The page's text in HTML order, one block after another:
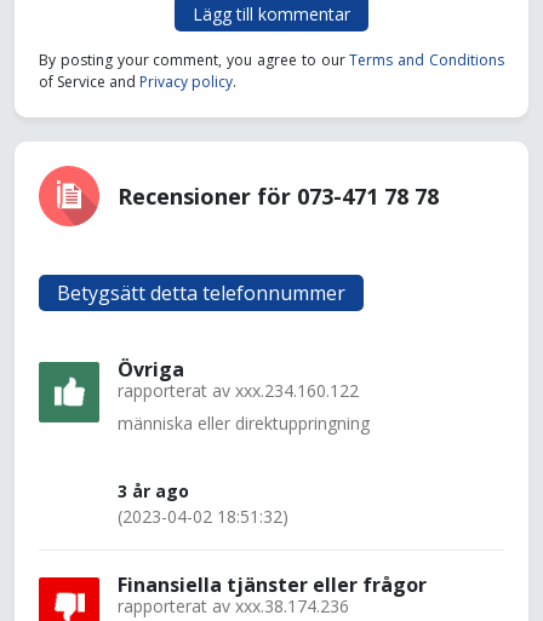
Lägg till kommentar
By posting your comment, you agree to ourTerms and Conditions
of Service and Privacy policy.
Recensioner för 073-471 78 78
Betygsätt detta telefonnummer
Övriga
rapporterat av xxx.234.160.122
människa eller direktuppringning
3 år ago
(2023-04-02 18:51:32)
Finansiella tjänster eller frågor
rapporterat av xxx.38.174.236